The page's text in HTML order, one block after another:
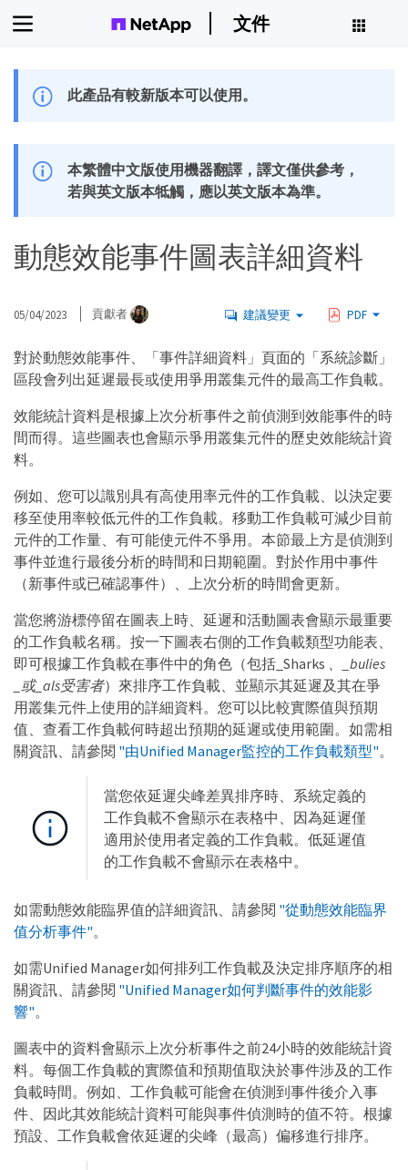
文件
此產品有較新版本可以使用。
本繁體中文版使用機器翻譯，譯文僅供參考，
若與英文版本牴觸，應以英文版本為準。
動態效能事件圖表詳細資料
05/04/2023 貢獻者 建議變更 PDF
對於動態效能事件、「事件詳細資料」頁面的「系統診斷」
區段會列出延遲最長或使用爭用叢集元件的最高工作負載。
效能統計資料是根據上次分析事件之前偵測到效能事件的時
間而得。這些圖表也會顯示爭用叢集元件的歷史效能統計資
料。
例如、您可以識別具有高使用率元件的工作負載、以決定要
移至使用率較低元件的工作負載。移動工作負載可減少目前
元件的工作量、有可能使元件不爭用。本節最上方是偵測到
事件並進行最後分析的時間和日期範圍。對於作用中事件
（新事件或已確認事件）、上次分析的時間會更新。
當您將游標停留在圖表上時、延遲和活動圖表會顯示最重要
的工作負載名稱。按一下圖表右側的工作負載類型功能表、
即可根據工作負載在事件中的角色（包括_Sharks 、_bulies
_或_als受害者）來排序工作負載、並顯示其延遲及其在爭
用叢集元件上使用的詳細資料。您可以比較實際值與預期
值、查看工作負載何時超出預期的延遲或使用範圍。如需相
關資訊、請參閱 "由Unified Manager監控的工作負載類型"。
當您依延遲尖峰差異排序時、系統定義的
工作負載不會顯示在表格中、因為延遲僅
適用於使用者定義的工作負載。低延遲值
的工作負載不會顯示在表格中。
如需動態效能臨界值的詳細資訊、請參閱 "從動態效能臨界
值分析事件"。
如需Unified Manager如何排列工作負載及決定排序順序的相
關資訊、請參閱 "Unified Manager如何判斷事件的效能影
響"。
圖表中的資料會顯示上次分析事件之前24小時的效能統計資
料。每個工作負載的實際值和預期值取決於事件涉及的工作
負載時間。例如、工作負載可能會在偵測到事件後介入事
件、因此其效能統計資料可能與事件偵測時的值不符。根據
預設、工作負載會依延遲的尖峰（最高）偏移進行排序。